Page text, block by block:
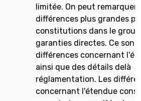
limitée. On peut remarquer
différences plus grandes
constitutions dans le
garanties directes. Ce sont
différences concernant
ainsi que des détails delà
réglamentation. Les
concernant l'étendue